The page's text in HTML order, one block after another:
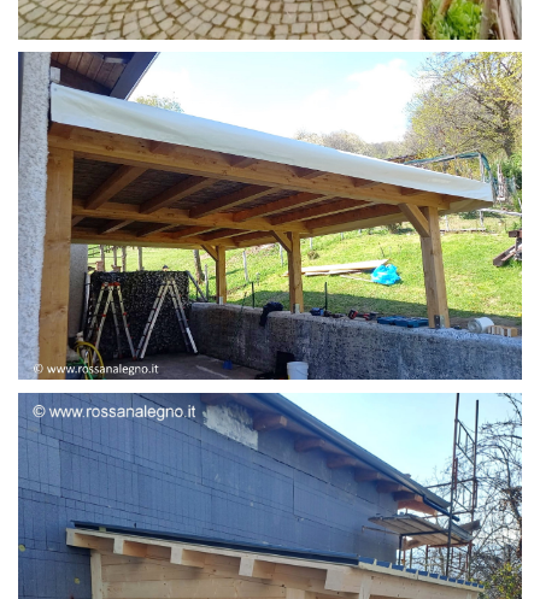
STRUTTURA CAMPER
STRUTTURA ADDOSSATA LAMELLARE